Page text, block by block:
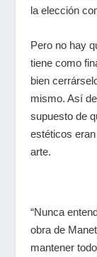
la elección
Pero no hay
tiene como
bien
mismo. Así
supuesto de
estéticos
arte.
“Nunca
obra de
mantener